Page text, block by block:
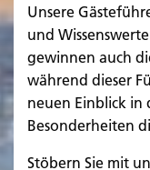
Unsere
und
gewinnen auch
während dieser
neuen Einblick in
Besonderheiten
Stöbern Sie mit